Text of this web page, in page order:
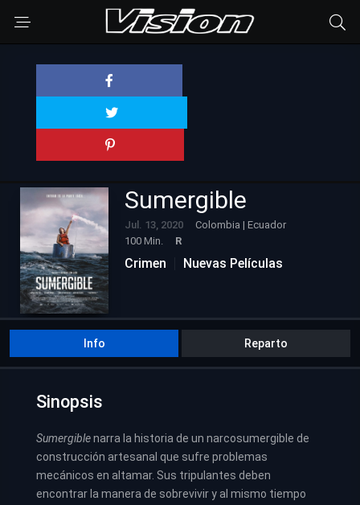
Sumergible
Jul. 13, 2020
Colombia | Ecuador
100 Min.
R
Crimen Nuevas Películas
Info Reparto
Sinopsis
Sumergiblenarra la historia de un narcosumergible de
construcción artesanal que sufre problemas
mecánicos en altamar. Sus tripulantes deben
encontrar la manera de sobrevivir y al mismo tiempo